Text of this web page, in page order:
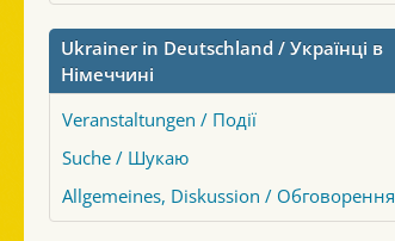
Ukrainer in Deutschland / Українці в
Німеччині
Veranstaltungen / Події
Suche / Шукаю
Allgemeines, Diskussion / Обговорення